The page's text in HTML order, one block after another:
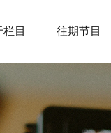
目 往期节目